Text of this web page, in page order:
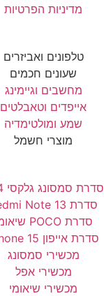
מדיניות הפרטיות
טלפונים ואביזרים
שעונים חכמים
מחשבים וגיימינג
אייפדים וטאבלטים
שמע ומולטימדיה
מוצרי חשמל
סדרת סמסונג גלקסי S24
סדרת Redmi Note 13
סדרת POCO שיאומי
סדרת אייפון 15 iPhone
מכשירי סמסונג
מכשירי אפל
מכשירי שיאומי